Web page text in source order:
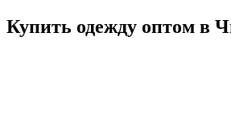
Купить одежду оптом в